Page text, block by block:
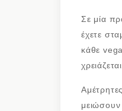
Σε μία
έχετε
κάθε
μειώσουν